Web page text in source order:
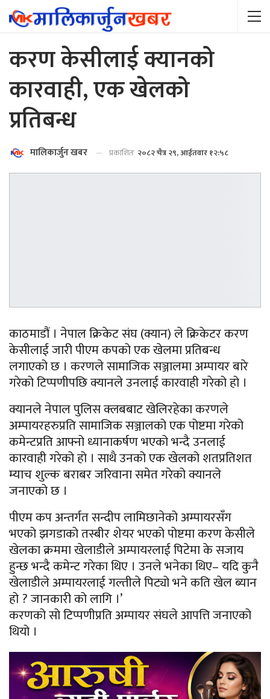
करण केसीलाई क्यानको
कारवाही, एक खेलको
प्रतिबन्ध
मालिकार्जुन खबर प्रकाशितः २०८२ चैत्र २९, आईतवार १२:५८
काठमाडौं । नेपाल क्रिकेट संघ (क्यान) ले क्रिकेटर करण
केसीलाई जारी पीएम कपको एक खेलमा प्रतिबन्ध
लगाएको छ । करणले सामाजिक सञ्जालमा अम्पायर बारे
गरेको टिप्पणीपछि क्यानले उनलाई कारवाही गरेको हो ।
क्यानले नेपाल पुलिस क्लबबाट खेलिरहेका करणले
अम्पायरहरुप्रति सामाजिक सञ्जालको एक पोष्टमा गरेको
कमेन्टप्रति आफ्नो ध्यानाकर्षण भएको भन्दै उनलाई
कारवाही गरेको हो । साथै उनको एक खेलको शतप्रतिशत
म्याच शुल्क बराबर जरिवाना समेत गरेको क्यानले
जनाएको छ ।
पीएम कप अन्तर्गत सन्दीप लामिछानेको अम्पायरसँग
भएको झगडाको तस्बीर शेयर भएको पोष्टमा करण केसीले
खेलका क्रममा खेलाडीले अम्पायरलाई पिटेमा के सजाय
हुन्छ भन्दै कमेन्ट गरेका थिए । उनले भनेका थिए– यदि कुनै
खेलाडीले अम्पायरलाई गल्तीले पिट्यो भने कति खेल ब्यान
हो ? जानकारी को लागि ।’
करणको सो टिप्पणीप्रति अम्पायर संघले आपत्ति जनाएको
थियो ।